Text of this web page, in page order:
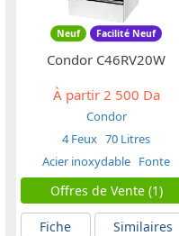
Neuf Facilité Neuf
Condor C46RV20W
À partir2 500 Da
Condor
4 Feux 70 Litres
Acier inoxydable Fonte
Offres de Vente (1)
Fiche
Similaires